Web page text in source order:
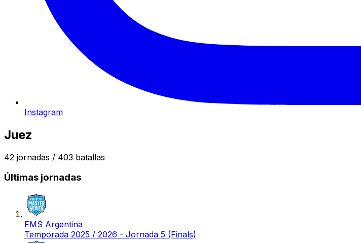
Instagram
Juez
42 jornadas / 403 batallas
Últimas jornadas
FMS Argentina
Temporada 2025 / 2026 - Jornada 5 (Finals)